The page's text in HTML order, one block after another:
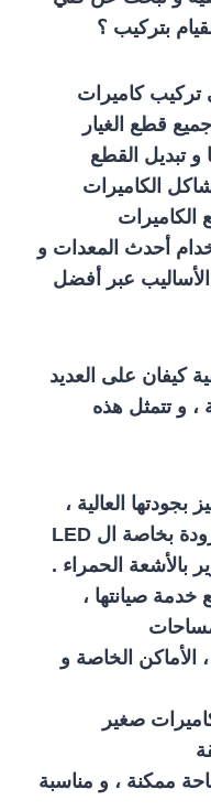
بتركيب ؟
تركيب كاميرات
قطع الغيار
و تبديل القطع
الكاميرات
الكاميرات
أحدث المعدات و
عبر أفضل
كيفان على العديد
، و تتمثل هذه
العالية ،
الدقة و وضوح الصورة ،مزودة بخاصة ال LED
بالأشعة الحمراء .
خدمة صيانتها ،
الأماكن الخاصة و
صغير
ممكنة ، و مناسبة